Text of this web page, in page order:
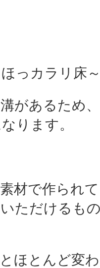
っカラリ床
があるため
ります。
材で作られ
ただけるも
ほとんど変